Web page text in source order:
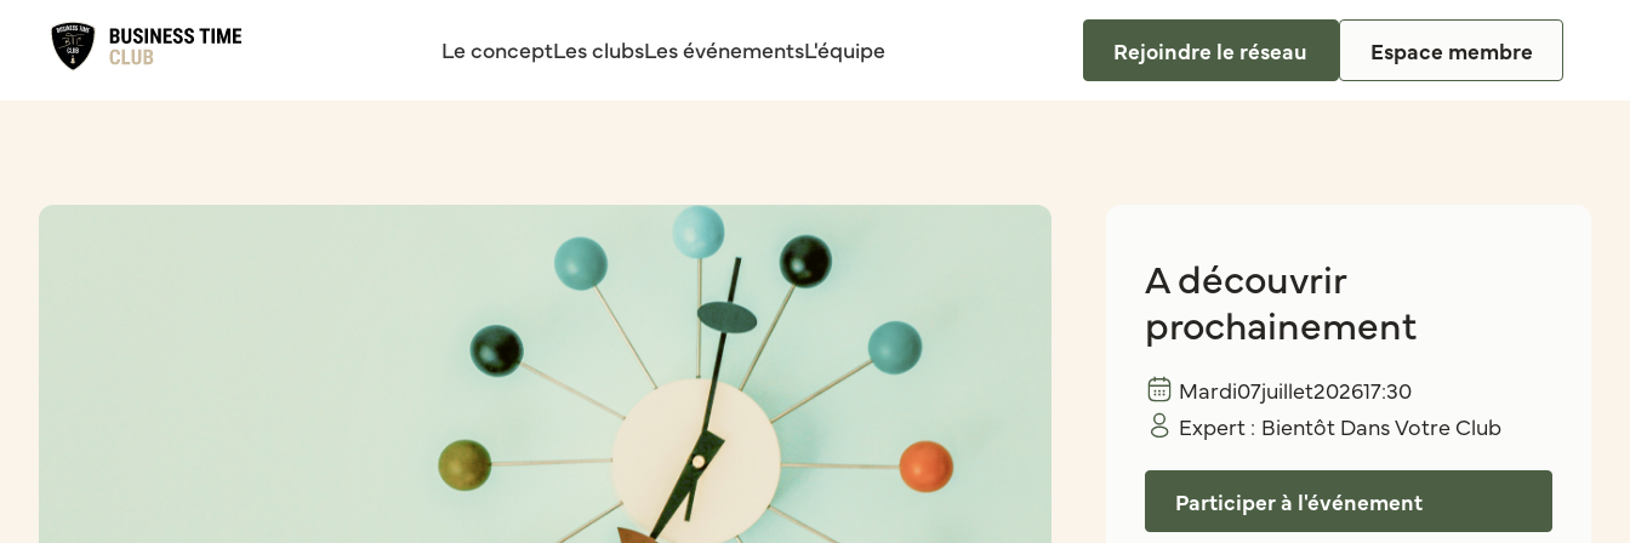
Le conceptLes clubsLes événementsL'équipe Rejoindre le réseau Espace membre
A découvrir
prochainement
Mardi07juillet202617:30
Expert : Bientôt Dans Votre Club
Participer à l'événement